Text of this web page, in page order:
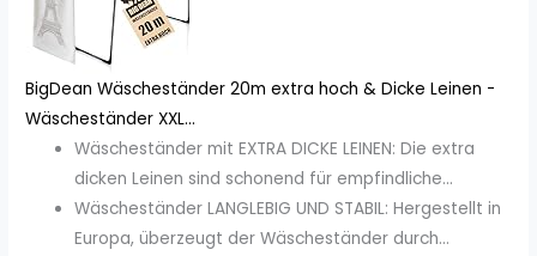
BigDean Wäscheständer 20m extra hoch & Dicke Leinen -
Wäscheständer XXL...
Wäscheständer mit EXTRA DICKE LEINEN: Die extra
dicken Leinen sind schonend für empfindliche...
Wäscheständer LANGLEBIG UND STABIL: Hergestellt in
Europa, überzeugt der Wäscheständer durch...